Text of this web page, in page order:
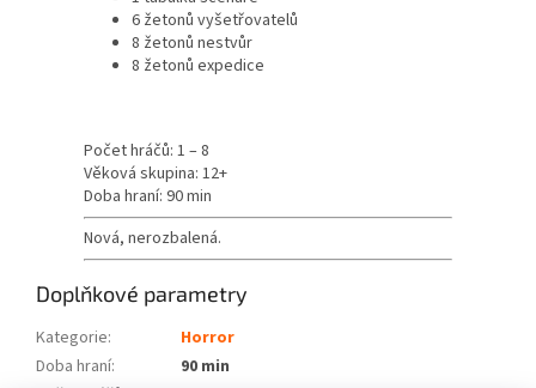
6 žetonů vyšetřovatelů
8 žetonů nestvůr
8 žetonů expedice
Počet hráčů: 1 – 8
Věková skupina: 12+
Doba hraní: 90 min
Nová, nerozbalená.
Doplňkové parametry
Kategorie:
Horror
Doba hraní:
90 min